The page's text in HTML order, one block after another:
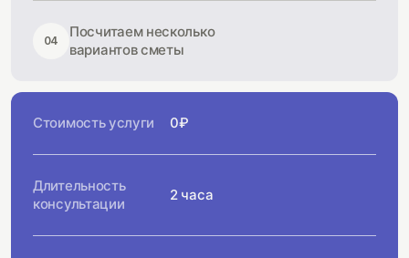
04
Посчитаем несколько
вариантов сметы
Стоимость услуги 0₽
Длительность
консультации
2 часа